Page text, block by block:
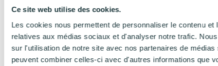
Ce site web utilise des cookies.
Les cookies nous permettent de personnaliser le contenu
relatives aux médias sociaux et d'analyser notre trafic.
sur l'utilisation de notre site avec nos partenaires de
peuvent combiner celles-ci avec d'autres informations que